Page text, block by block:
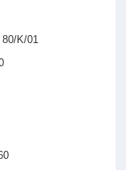
GS 80/K/01